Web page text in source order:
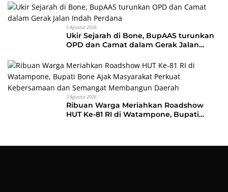
5 Agustus 2026
Ukir Sejarah di Bone, BupAAS turunkan
OPD dan Camat dalam Gerak Jalan
3 Agustus 2026
Ribuan Warga Meriahkan Roadshow
HUT Ke-81 RI di Watampone, Bupati